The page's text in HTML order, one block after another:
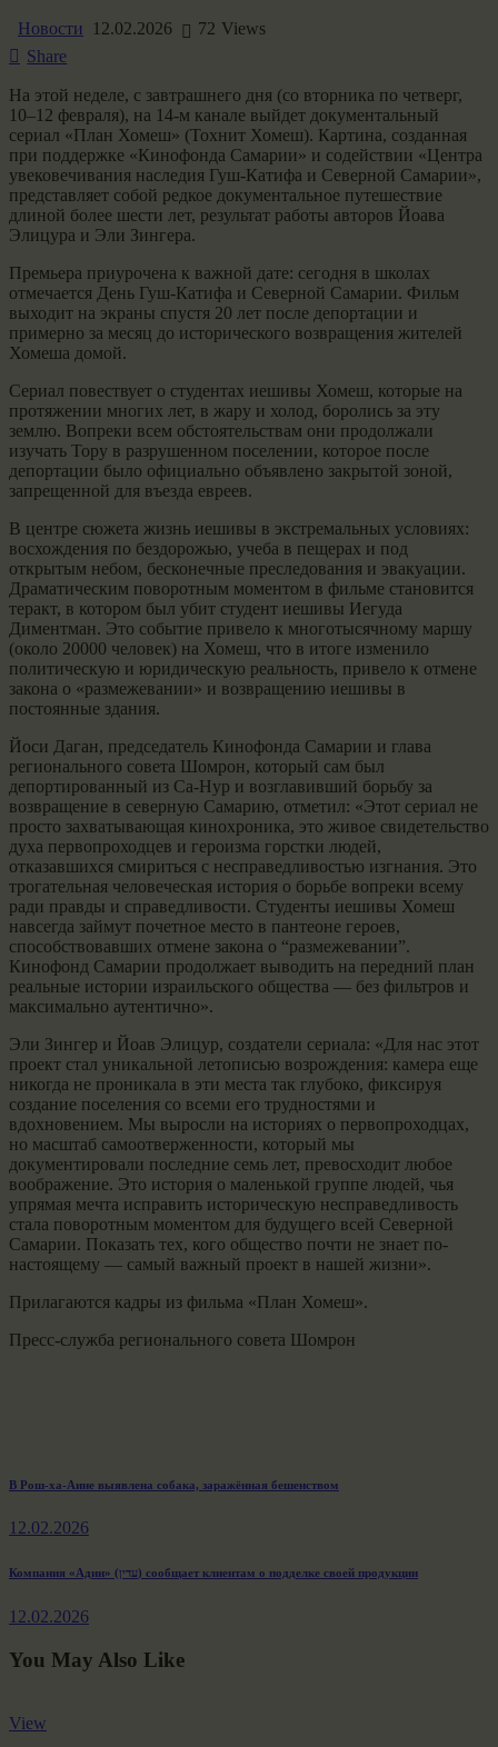
Новости 12.02.2026 72 Views
Share
На этой неделе, с завтрашнего дня (со вторника по четверг,
10–12 февраля), на 14-м канале выйдет документальный
сериал «План Хомеш» (Тохнит Хомеш). Картина, созданная
при поддержке «Кинофонда Самарии» и содействии «Центра
увековечивания наследия Гуш-Катифа и Северной Самарии»,
представляет собой редкое документальное путешествие
длиной более шести лет, результат работы авторов Йоава
Элицура и Эли Зингера.
Премьера приурочена к важной дате: сегодня в школах
отмечается День Гуш-Катифа и Северной Самарии. Фильм
выходит на экраны спустя 20 лет после депортации и
примерно за месяц до исторического возвращения жителей
Хомеша домой.
Сериал повествует о студентах иешивы Хомеш, которые на
протяжении многих лет, в жару и холод, боролись за эту
землю. Вопреки всем обстоятельствам они продолжали
изучать Тору в разрушенном поселении, которое после
депортации было официально объявлено закрытой зоной,
запрещенной для въезда евреев.
В центре сюжета жизнь иешивы в экстремальных условиях:
восхождения по бездорожью, учеба в пещерах и под
открытым небом, бесконечные преследования и эвакуации.
Драматическим поворотным моментом в фильме становится
теракт, в котором был убит студент иешивы Иегуда
Диментман. Это событие привело к многотысячному маршу
(около 20000 человек) на Хомеш, что в итоге изменило
политическую и юридическую реальность, привело к отмене
закона о «размежевании» и возвращению иешивы в
постоянные здания.
Йоси Даган, председатель Кинофонда Самарии и глава
регионального совета Шомрон, который сам был
депортированный из Са-Нур и возглавивший борьбу за
возвращение в северную Самарию, отметил: «Этот сериал не
просто захватывающая кинохроника, это живое свидетельство
духа первопроходцев и героизма горстки людей,
отказавшихся смириться с несправедливостью изгнания. Это
трогательная человеческая история о борьбе вопреки всему
ради правды и справедливости. Студенты иешивы Хомеш
навсегда займут почетное место в пантеоне героев,
способствовавших отмене закона о “размежевании”.
Кинофонд Самарии продолжает выводить на передний план
реальные истории израильского общества — без фильтров и
максимально аутентично».
Эли Зингер и Йоав Элицур, создатели сериала: «Для нас этот
проект стал уникальной летописью возрождения: камера еще
никогда не проникала в эти места так глубоко, фиксируя
создание поселения со всеми его трудностями и
вдохновением. Мы выросли на историях о первопроходцах,
но масштаб самоотверженности, который мы
документировали последние семь лет, превосходит любое
воображение. Это история о маленькой группе людей, чья
упрямая мечта исправить историческую несправедливость
стала поворотным моментом для будущего всей Северной
Самарии. Показать тех, кого общество почти не знает по-
настоящему — самый важный проект в нашей жизни».
Прилагаются кадры из фильма «План Хомеш».
Пресс-служба регионального совета Шомрон
Навигация
по
Previous
В Рош-ха-Аине выявлена собака, заражённая бешенством
12.02.2026
Next
Компания «Адин» (עדין) сообщает клиентам о подделке своей продукции
12.02.2026
You May Also Like
View